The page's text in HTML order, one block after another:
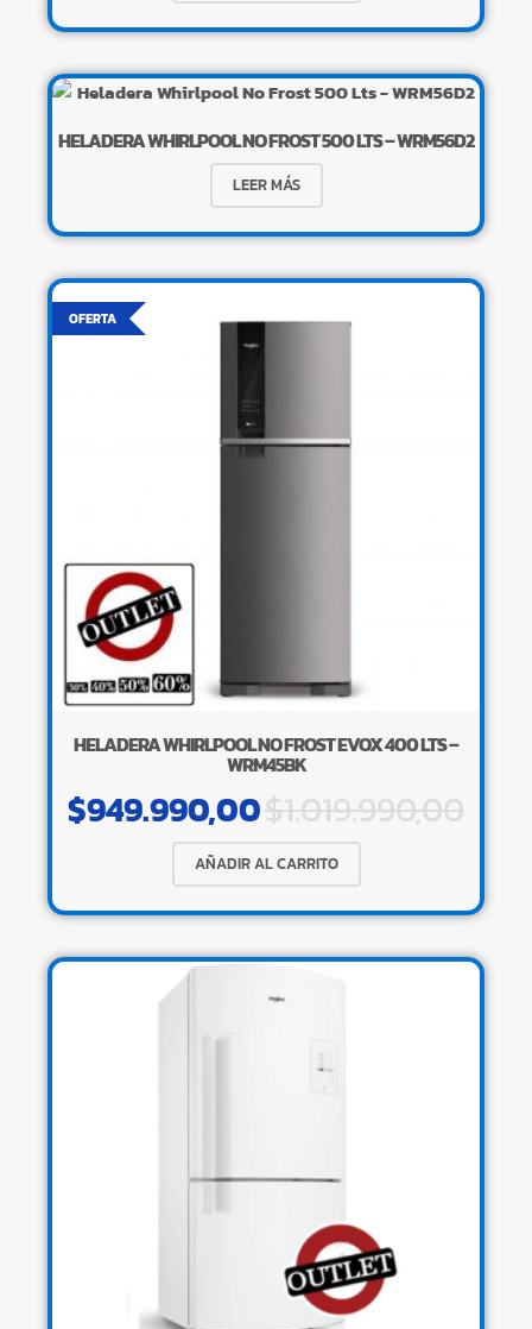
HELADERA WHIRLPOOL NO FROST 500 LTS – WRM56D2
LEER MÁS
OFERTA
HELADERA WHIRLPOOL NO FROST EVOX 400 LTS –
WRM45BK
$949.990,00$1.019.990,00
AÑADIR AL CARRITO